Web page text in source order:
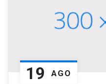
19 AGO